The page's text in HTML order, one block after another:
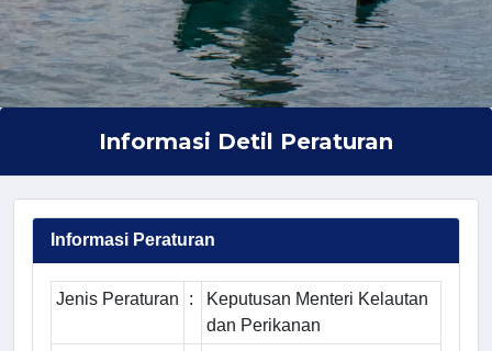
Informasi Detil Peraturan
Informasi Peraturan
Jenis Peraturan :
Keputusan Menteri Kelautan
dan Perikanan